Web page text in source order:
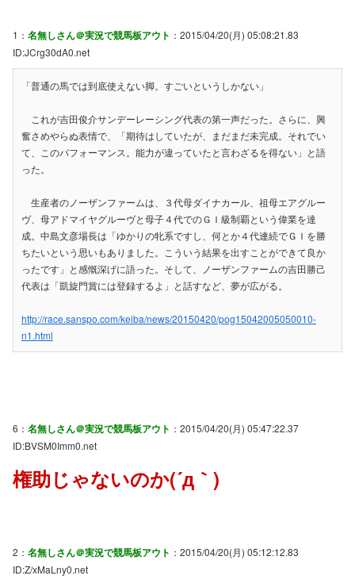
1： 名無しさん＠実況で競馬板アウト ：2015/04/20(月) 05:08:21.83
ID:JCrg30dA0.net
「普通の馬では到底使えない脚。すごいというしかない」
これが吉田俊介サンデーレーシング代表の第一声だった。さらに、興
奮さめやらぬ表情で、「期待はしていたが、まだまだ未完成。それでい
て、このパフォーマンス。能力が違っていたと言わざるを得ない」と語
った。
生産者のノーザンファームは、３代母ダイナカール、祖母エアグルー
ヴ、母アドマイヤグルーヴと母子４代でのＧＩ級制覇という偉業を達
成。中島文彦場長は「ゆかりの牝系ですし、何とか４代連続でＧＩを勝
ちたいという思いもありました。こういう結果を出すことができて良か
ったです」と感慨深げに語った。そして、ノーザンファームの吉田勝己
代表は「凱旋門賞には登録するよ」と話すなど、夢が広がる。
http://race.sanspo.com/keiba/news/20150420/pog15042005050010-
n1.html
6： 名無しさん＠実況で競馬板アウト ：2015/04/20(月) 05:47:22.37
ID:BVSM0Imm0.net
権助じゃないのか(´д｀)
2： 名無しさん＠実況で競馬板アウト ：2015/04/20(月) 05:12:12.83
ID:Z/xMaLny0.net